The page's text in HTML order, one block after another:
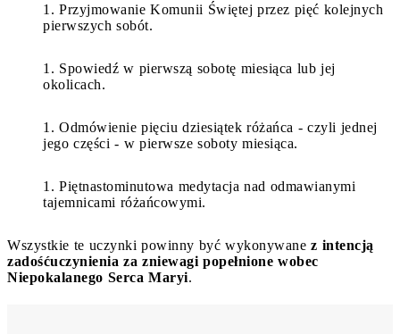
Przyjmowanie Komunii Świętej przez pięć kolejnych
pierwszych sobót.
Spowiedź w pierwszą sobotę miesiąca lub jej
okolicach.
Odmówienie pięciu dziesiątek różańca - czyli jednej
jego części - w pierwsze soboty miesiąca.
Piętnastominutowa medytacja nad odmawianymi
tajemnicami różańcowymi.
Wszystkie te uczynki powinny być wykonywane z intencją
zadośćuczynienia za zniewagi popełnione wobec
Niepokalanego Serca Maryi.